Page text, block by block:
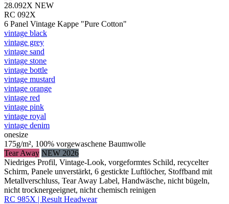
28.092X NEW
RC 092X
6 Panel Vintage Kappe "Pure Cotton"
vintage black
vintage grey
vintage sand
vintage stone
vintage bottle
vintage mustard
vintage orange
vintage red
vintage pink
vintage royal
vintage denim
onesize
175g/m², 100% vorgewaschene Baumwolle
Tear Away NEW 2026
Niedriges Profil, Vintage-Look, vorgeformtes Schild, recycelter
Schirm, Panele unverstärkt, 6 gestickte Luftlöcher, Stoffband mit
Metallverschluss, Tear Away Label, Handwäsche, nicht bügeln,
nicht trocknergeeignet, nicht chemisch reinigen
RC 985X | Result Headwear